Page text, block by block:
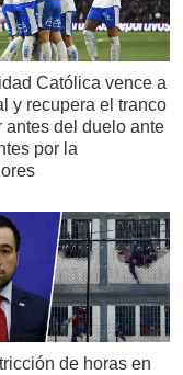
Católica vence a
y recupera el tranco
antes del duelo ante
por la
de horas en